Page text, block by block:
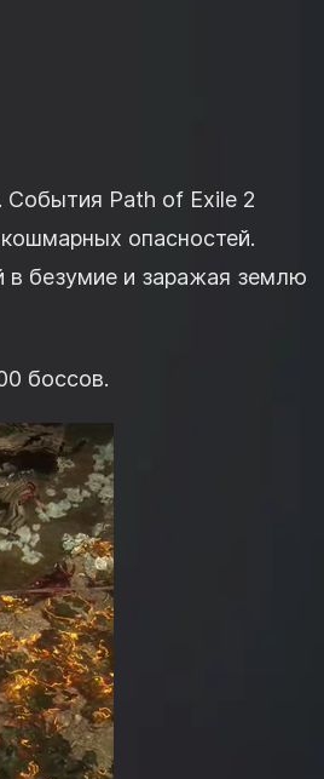
События Path of Exile 2
опасностей.
в безумие и заражая землю
боссов.